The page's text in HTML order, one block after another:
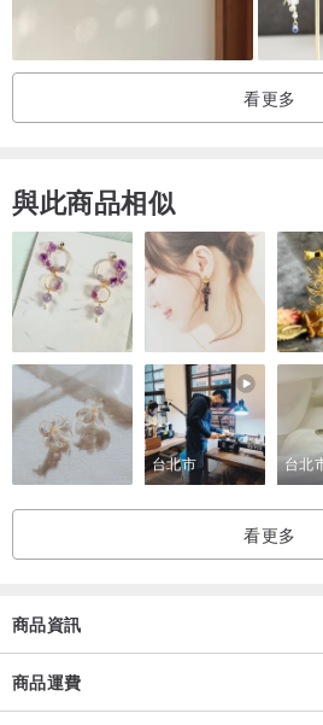
你喜歡哪一種，關於春天的低語呢？
尺寸：總長約43公分。
⚠️注意事項
1.使用花朵造型玻璃風鈴，內含永生繡
做搭配，若有花材缺貨花藝師會溝通用其
2. 為可客製商品，如果想要跟照片不一
3. 出貨需要5-7天，客製款可能時間會更
4.此款花禮建議工作室自取，如果需要
若需要拉拉配送也請聯繫設計師， 會再
站走路約10分鐘）
🌼保存方式
1.請勿澆水或經常性觸摸，避免陽光直
看更多
與此商品相似
台北市 台北
看更多
商品資訊
商品運費